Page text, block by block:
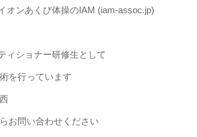
オンあくび体操のIAM (iam-assoc.jp)
ショナー研修生として
を行っています
お問い合わせください